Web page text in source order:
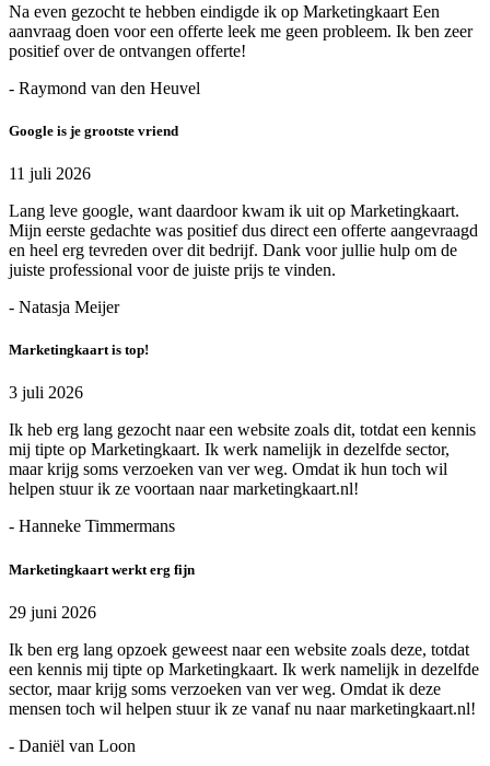
Na even gezocht te hebben eindigde ik op Marketingkaart Een
aanvraag doen voor een offerte leek me geen probleem. Ik ben zeer
positief over de ontvangen offerte!
- Raymond van den Heuvel
Google is je grootste vriend
11 juli 2026
Lang leve google, want daardoor kwam ik uit op Marketingkaart.
Mijn eerste gedachte was positief dus direct een offerte aangevraagd
en heel erg tevreden over dit bedrijf. Dank voor jullie hulp om de
juiste professional voor de juiste prijs te vinden.
- Natasja Meijer
Marketingkaart is top!
3 juli 2026
Ik heb erg lang gezocht naar een website zoals dit, totdat een kennis
mij tipte op Marketingkaart. Ik werk namelijk in dezelfde sector,
maar krijg soms verzoeken van ver weg. Omdat ik hun toch wil
helpen stuur ik ze voortaan naar marketingkaart.nl!
- Hanneke Timmermans
Marketingkaart werkt erg fijn
29 juni 2026
Ik ben erg lang opzoek geweest naar een website zoals deze, totdat
een kennis mij tipte op Marketingkaart. Ik werk namelijk in dezelfde
sector, maar krijg soms verzoeken van ver weg. Omdat ik deze
mensen toch wil helpen stuur ik ze vanaf nu naar marketingkaart.nl!
- Daniël van Loon